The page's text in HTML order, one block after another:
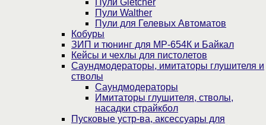
Пули Gletcher
Пули Walther
Пули для Гелевых Автоматов
Кобуры
ЗИП и тюнинг для МР-654К и Байкал
Кейсы и чехлы для пистолетов
Саундмодераторы, имитаторы глушителя и
стволы
Саундмодераторы
Имитаторы глушителя, стволы,
насадки страйкбол
Пусковые устр-ва, аксессуары для